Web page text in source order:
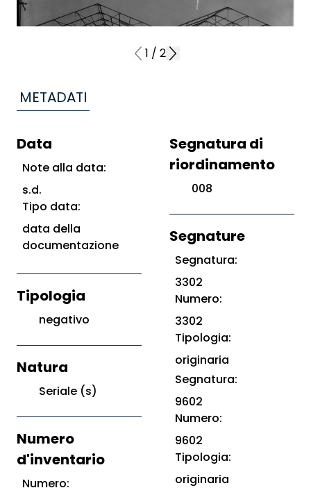
1 / 2
METADATI
Data
Note alla data:
s.d.
Tipo data:
data della
documentazione
Tipologia
negativo
Natura
Seriale (s)
Numero
d'inventario
Numero:
Segnatura di
riordinamento
008
Segnature
Segnatura:
3302
Numero:
3302
Tipologia:
originaria
Segnatura:
9602
Numero:
9602
Tipologia:
originaria